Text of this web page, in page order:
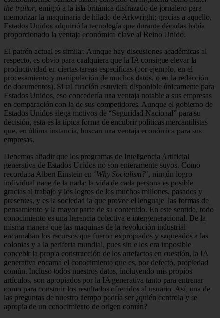
the traitor, emigró a la isla británica disfrazado de jornalero para
memorizar la maquinaria de hilado de Arkwright; gracias a aquello,
Estados Unidos adquirió la tecnología que durante décadas había
proporcionado la ventaja económica clave al Reino Unido.
El patrón actual es similar. Aunque hay discusiones académicas al
respecto, es obvio para cualquiera que la IA consigue elevar la
productividad en ciertas tareas específicas (por ejemplo, en el
procesamiento y manipulación de muchos datos, o en la redacción
de documentos). Si tal función estuviera disponible únicamente para
Estados Unidos, eso concedería una ventaja notable a sus empresas
en comparación con la de sus competidores. Aunque el gobierno de
Estados Unidos alega motivos de “Seguridad Nacional” para su
decisión, esta es la típica forma de encubrir políticas mercantilistas
que, en última instancia, buscan una ventaja económica para sus
empresas.
Debemos añadir que los programas de Inteligencia Artificial
generativa de Estados Unidos no son enteramente suyos. Como
recordaba Albert Einstein en ‘Why Socialism?’, ningún logro
individual nace de la nada: la vida de cada persona es posible
gracias al trabajo y los logros de los muchos millones, pasados y
presentes, y es la sociedad la que provee el lenguaje, las formas de
pensamiento y la mayor parte de su contenido. En este sentido, todo
conocimiento es una herencia colectiva e intergeneracional. De la
misma manera que las máquinas de la revolución industrial
encarnaban los recursos que fueron expropiados y saqueados a las
colonias y a la periferia mundial, pues sin ellos era imposible
concebir la propia construcción de los artefactos en cuestión, la IA
generativa encarna el conocimiento que es, por defecto, propiedad
común. Incluso todos nuestros datos, incluyendo mis propios
artículos, son apropiados por la IA generativa tanto para entrenar
como para construir los resultados ofrecidos al usuario. Así, una de
las preguntas de nuestro tiempo podría ser ¿quién controla y se
apropia de un conocimiento de origen común?